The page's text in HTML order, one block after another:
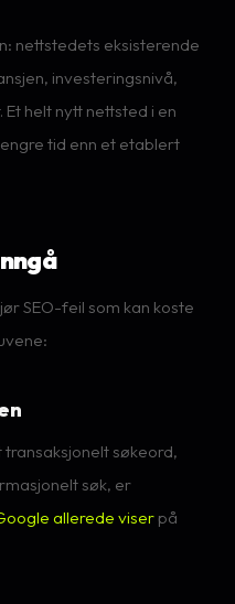
nettstedets eksisterende
investeringsnivå,
helt nytt nettsted i en
tid enn et etablert
SEO-feil som kan koste
søkeord,
søk, er
allerede viserpå